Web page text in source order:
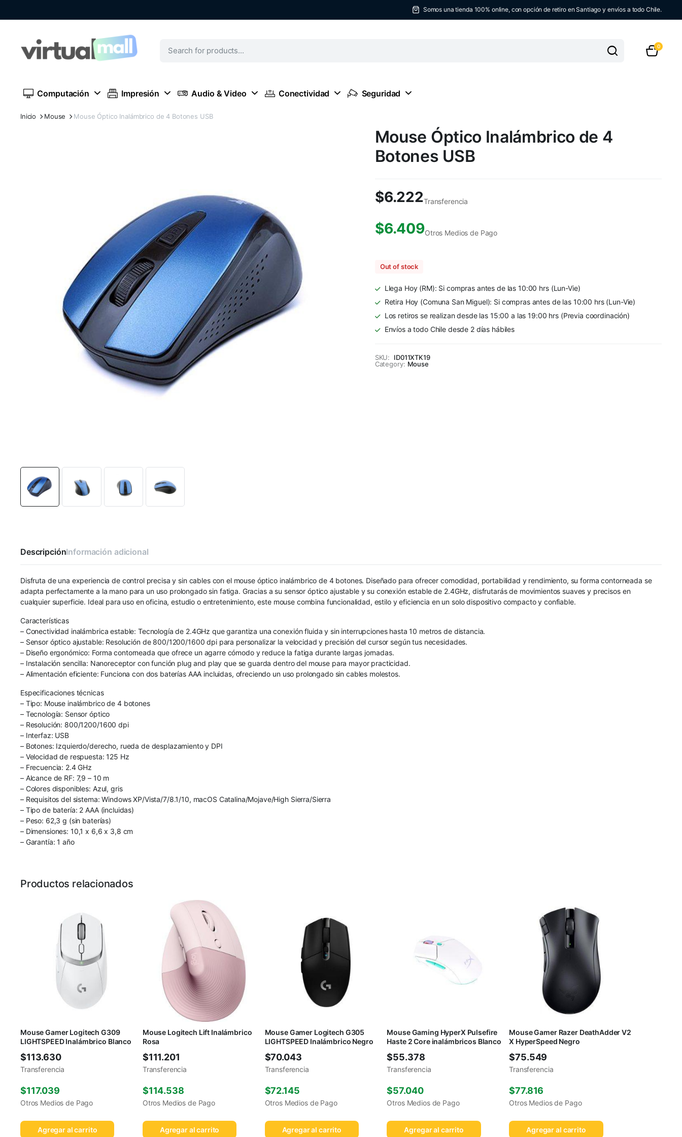
Somos una tienda 100% online, con opción de retiro en Santiago y envíos a todo Chile.
0
Computación Impresión Audio & Video Conectividad Seguridad
Inicio Mouse Mouse Óptico Inalámbrico de 4 Botones USB
Mouse Óptico Inalámbrico de 4
Botones USB
$6.222Transferencia
$6.409Otros Medios de Pago
Out of stock
Llega Hoy (RM): Si compras antes de las 10:00 hrs (Lun-Vie)
Retira Hoy (Comuna San Miguel): Si compras antes de las 10:00 hrs (Lun-Vie)
Los retiros se realizan desde las 15:00 a las 19:00 hrs (Previa coordinación)
Envíos a todo Chile desde 2 días hábiles
SKU:
ID011XTK19
Category: Mouse
DescripciónInformación adicional
Disfruta de una experiencia de control precisa y sin cables con el mouse óptico inalámbrico de 4 botones. Diseñado para ofrecer comodidad, portabilidad y rendimiento, su forma contorneada se
adapta perfectamente a la mano para un uso prolongado sin fatiga. Gracias a su sensor óptico ajustable y su conexión estable de 2.4GHz, disfrutarás de movimientos suaves y precisos en
cualquier superficie. Ideal para uso en oficina, estudio o entretenimiento, este mouse combina funcionalidad, estilo y eficiencia en un solo dispositivo compacto y confiable.
Características
– Conectividad inalámbrica estable: Tecnología de 2.4GHz que garantiza una conexión fluida y sin interrupciones hasta 10 metros de distancia.
– Sensor óptico ajustable: Resolución de 800/1200/1600 dpi para personalizar la velocidad y precisión del cursor según tus necesidades.
– Diseño ergonómico: Forma contorneada que ofrece un agarre cómodo y reduce la fatiga durante largas jornadas.
– Instalación sencilla: Nanoreceptor con función plug and play que se guarda dentro del mouse para mayor practicidad.
– Alimentación eficiente: Funciona con dos baterías AAA incluidas, ofreciendo un uso prolongado sin cables molestos.
Especificaciones técnicas
– Tipo: Mouse inalámbrico de 4 botones
– Tecnología: Sensor óptico
– Resolución: 800/1200/1600 dpi
– Interfaz: USB
– Botones: Izquierdo/derecho, rueda de desplazamiento y DPI
– Velocidad de respuesta: 125 Hz
– Frecuencia: 2.4 GHz
– Alcance de RF: 7,9 – 10 m
– Colores disponibles: Azul, gris
– Requisitos del sistema: Windows XP/Vista/7/8.1/10, macOS Catalina/Mojave/High Sierra/Sierra
– Tipo de batería: 2 AAA (incluidas)
– Peso: 62,3 g (sin baterías)
– Dimensiones: 10,1 x 6,6 x 3,8 cm
– Garantía: 1 año
Productos relacionados
Mouse Gamer Logitech G309
LIGHTSPEED Inalámbrico Blanco
$113.630
Transferencia
$117.039
Otros Medios de Pago
Agregar al carrito
Mouse Logitech Lift Inalámbrico
Rosa
$111.201
Transferencia
$114.538
Otros Medios de Pago
Agregar al carrito
Mouse Gamer Logitech G305
LIGHTSPEED Inalámbrico Negro
$70.043
Transferencia
$72.145
Otros Medios de Pago
Agregar al carrito
Mouse Gaming HyperX Pulsefire
Haste 2 Core inalámbricos Blanco
$55.378
Transferencia
$57.040
Otros Medios de Pago
Agregar al carrito
Mouse Gamer Razer DeathAdder V2
X HyperSpeed Negro
$75.549
Transferencia
$77.816
Otros Medios de Pago
Agregar al carrito